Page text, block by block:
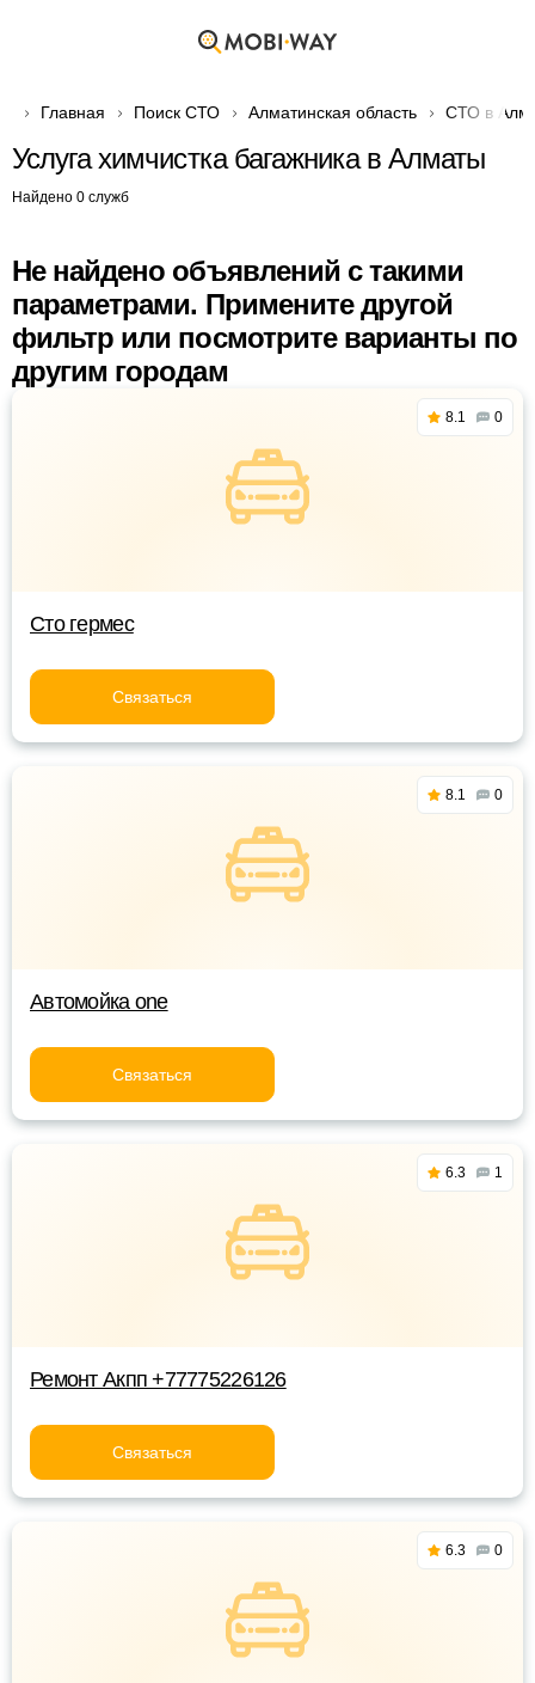
Главная Поиск СТО Алматинская область СТО в
Услуга химчистка багажника в Алматы
Найдено 0 служб
Не найдено объявлений с такими
параметрами. Примените другой
фильтр или посмотрите варианты по
другим городам
8.1 0
Сто гермес
Связаться
8.1 0
Автомойка one
Связаться
6.3 1
Ремонт Акпп +77775226126
Связаться
6.3 0